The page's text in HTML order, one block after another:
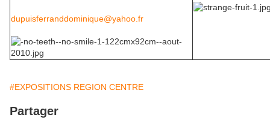
dupuisferranddominique@yahoo.fr
#EXPOSITIONS REGION CENTRE
Partager